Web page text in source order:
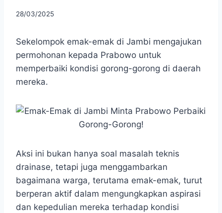
By
28/03/2025
Sekelompok emak-emak di Jambi mengajukan
permohonan kepada Prabowo untuk
memperbaiki kondisi gorong-gorong di daerah
mereka.
Aksi ini bukan hanya soal masalah teknis
drainase, tetapi juga menggambarkan
bagaimana warga, terutama emak-emak, turut
berperan aktif dalam mengungkapkan aspirasi
dan kepedulian mereka terhadap kondisi